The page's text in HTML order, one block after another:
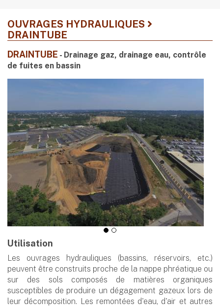
OUVRAGES HYDRAULIQUES
DRAINTUBE
DRAINTUBE - Drainage gaz, drainage eau, contrôle
de fuites en bassin
Utilisation
Les ouvrages hydrauliques (bassins, réservoirs, etc.)
peuvent être construits proche de la nappe phréatique ou
sur des sols composés de matières organiques
susceptibles de produire un dégagement gazeux lors de
leur décomposition. Les remontées d'eau, d'air et autres